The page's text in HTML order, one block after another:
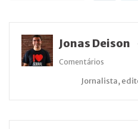
Jonas Deison
Comentários
Jornalista,